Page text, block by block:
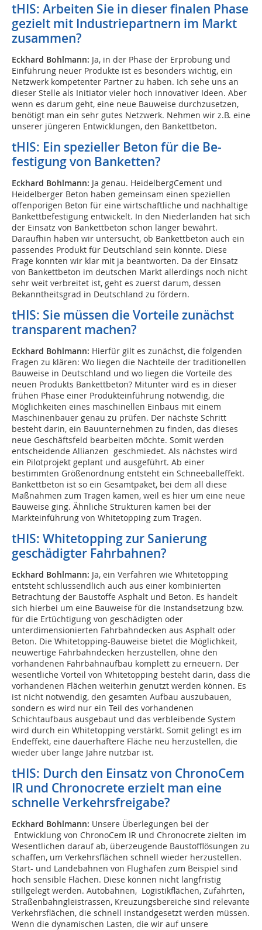
tHIS: Arbeiten Sie in dieser finalen Phase
gezielt mit Industriepartnern im Markt
zusammen?
Eckhard Bohlmann: Ja, in der Phase der Erprobung und
Einführung neuer Produkte ist es besonders wichtig, ein
Netzwerk kompetenter Partner zu haben. Ich sehe uns an
dieser Stelle als Initiator vieler hoch innovativer Ideen. Aber
wenn es darum geht, eine neue Bauweise durchzusetzen,
benötigt man ein sehr gutes Netzwerk. Nehmen wir z.B. eine
unserer jüngeren Entwicklungen, den Bankettbeton.
tHIS: Ein spezieller Beton für die Be­
festigung von Banketten?
Eckhard Bohlmann: Ja genau. HeidelbergCement und
Heidelberger Beton haben gemeinsam einen speziellen
offenporigen Beton für eine wirtschaftliche und nachhaltige
Bankettbefestigung entwickelt. In den Niederlanden hat sich
der Einsatz von Bankettbeton schon länger bewährt.
Daraufhin haben wir untersucht, ob Bankettbeton auch ein
passendes Produkt für Deutschland sein könnte. Diese
Frage konnten wir klar mit ja beantworten. Da der Einsatz
von Bankettbeton im deutschen Markt allerdings noch nicht
sehr weit verbreitet ist, geht es zuerst darum, dessen
Bekanntheitsgrad in Deutschland zu fördern.
tHIS: Sie müssen die Vorteile zunächst
transparent machen?
Eckhard Bohlmann: Hierfür gilt es zunächst, die folgenden
Fragen zu klären: Wo liegen die Nachteile der traditionellen
Bauweise in Deutschland und wo liegen die Vorteile des
neuen Produkts Bankettbeton? Mitunter wird es in dieser
frühen Phase einer Produkteinführung notwendig, die
Möglichkeiten eines maschinellen Einbaus mit einem
Maschinenbauer genau zu prüfen. Der nächste Schritt
besteht darin, ein Bauunternehmen zu finden, das dieses
neue Geschäftsfeld bearbeiten möchte. Somit werden
entscheidende Allianzen geschmiedet. Als nächstes wird
ein Pilotprojekt geplant und ausgeführt. Ab einer
bestimmten Größenordnung entsteht ein Schneeballeffekt.
Bankettbeton ist so ein Gesamtpaket, bei dem all diese
Maßnahmen zum Tragen kamen, weil es hier um eine neue
Bauweise ging. Ähnliche Strukturen kamen bei der
Markteinführung von Whitetopping zum Tragen.
tHIS: Whitetopping zur Sanierung
geschädigter Fahrbahnen?
Eckhard Bohlmann: Ja, ein Verfahren wie Whitetopping
entsteht schlussendlich auch aus einer kombinierten
Betrachtung der Baustoffe Asphalt und Beton. Es handelt
sich hierbei um eine Bauweise für die Instandsetzung bzw.
für die Ertüchtigung von geschädigten oder
unterdimensionierten Fahrbahndecken aus Asphalt oder
Beton. Die Whitetopping-Bauweise bietet die Möglichkeit,
neuwertige Fahrbahndecken herzustellen, ohne den
vorhandenen Fahrbahnaufbau komplett zu erneuern. Der
wesentliche Vorteil von Whitetopping besteht darin, dass die
vorhandenen Flächen weiterhin genutzt werden können. Es
ist nicht notwendig, den gesamten Aufbau auszubauen,
sondern es wird nur ein Teil des vorhandenen
Schichtaufbaus ausgebaut und das verbleibende System
wird durch ein Whitetopping verstärkt. Somit gelingt es im
Endeffekt, eine dauerhaftere Fläche neu herzustellen, die
wieder über lange Jahre nutzbar ist.
tHIS: Durch den Einsatz von ChronoCem
IR und Chronocrete erzielt man eine
schnelle Verkehrsfreigabe?
Eckhard Bohlmann: Unsere Überlegungen bei der
Entwicklung von ChronoCem IR und Chronocrete zielten im
Wesentlichen darauf ab, überzeugende Baustofflösungen zu
schaffen, um Verkehrsflächen schnell wieder herzustellen.
Start- und Landebahnen von Flughäfen zum Beispiel sind
hoch sensible Flächen. Diese können nicht langfristig
stillgelegt werden. Autobahnen, Logistikflächen, Zufahrten,
Straßenbahngleistrassen, Kreuzungsbereiche sind relevante
Verkehrsflächen, die schnell instandgesetzt werden müssen.
Wenn die dynamischen Lasten, die wir auf unsere